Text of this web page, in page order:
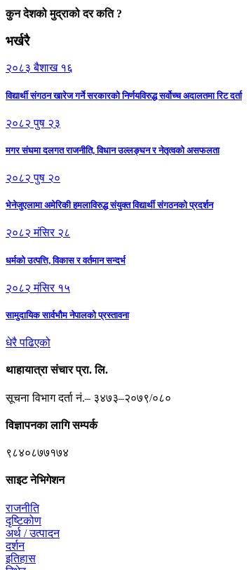
कुन देशको मुद्राको दर कति ?
भर्खरै
२०८३ बैशाख १६
विद्यार्थी संगठन खारेज गर्ने सरकारको निर्णयविरुद्ध सर्वोच्च अदालतमा रिट दर्ता
२०८२ पुष २३
मगर संघमा दलगत राजनीति, विधान उल्लङ्घन र नेतृत्वको असफलता
२०८२ पुष २०
भेनेजुएलामा अमेरिकी हमलाविरुद्ध संयुक्त विद्यार्थी संगठनको प्रदर्शन
२०८२ मंसिर २८
धर्मको उत्पत्ति, विकास र वर्तमान सन्दर्भ
२०८२ मंसिर १५
सामुदायिक सार्वभौम नेपालको प्रस्तावना
धेरै पढिएको
थाहायात्रा संचार प्रा. लि.
सूचना विभाग दर्ता नं.– ३४७३–२०७९/०८०
विज्ञापनका लागि सम्पर्क
९८४०८७७१७४
साइट नेभिगेशन
राजनीति
दृष्टिकोण
अर्थ / उत्पादन
दर्शन
इतिहास